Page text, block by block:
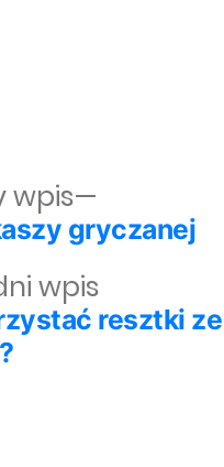
wpisu
wpis
resztki ze
wpis
gryczanej